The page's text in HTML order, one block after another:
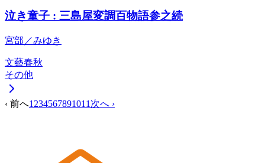
泣き童子 : 三島屋変調百物語参之続
宮部／みゆき
文藝春秋
その他
‹ 前へ1 234567891011 次へ ›